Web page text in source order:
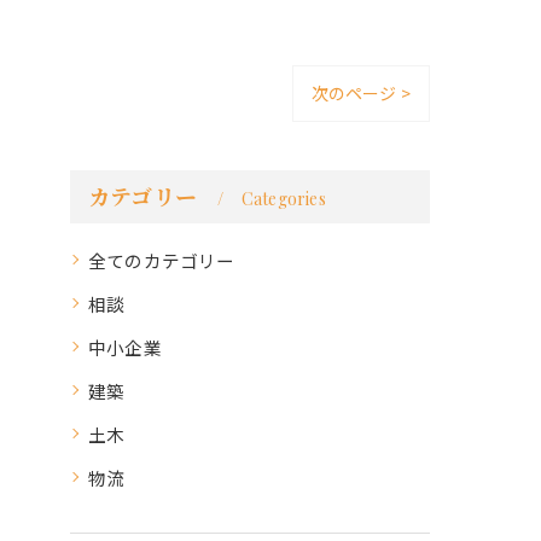
次のページ >
カテゴリー Categories
全てのカテゴリー
相談
中小企業
建築
土木
物流